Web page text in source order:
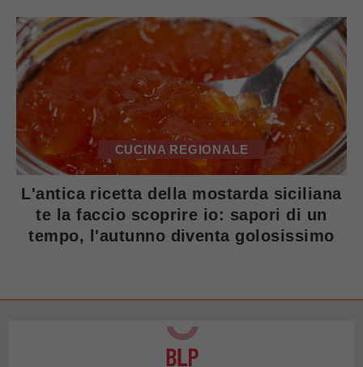
CUCINA REGIONALE
L'antica ricetta della mostarda siciliana
te la faccio scoprire io: sapori di un
tempo, l'autunno diventa golosissimo